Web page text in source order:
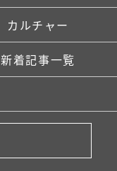
カルチャー
新着記事一覧